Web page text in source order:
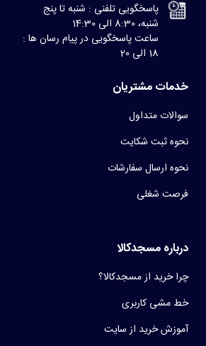
پاسخگویی تلفنی : شنبه تا پنج
شنبه، 8:30 الی 14:30
ساعت پاسخگویی در پیام رسان ها :
18 الی 20
خدمات مشتریان
سوالات متداول
نحوه ثبت شکایت
نحوه ارسال سفارشات
فرصت شغلی
درباره مسجدکالا
چرا خرید از مسجدکالا؟
خط مشی کاربری
آموزش خرید از سایت